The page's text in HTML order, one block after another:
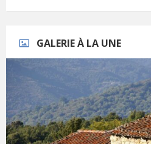
GALERIE À LA UNE